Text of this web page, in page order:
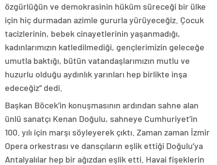
özgürlüğün ve demokrasinin hüküm süreceği bir ülke
için hiç durmadan azimle gururla yürüyeceğiz. Çocuk
tacizlerinin, bebek cinayetlerinin yaşanmadığı,
kadınlarımızın katledilmediği, gençlerimizin geleceğe
umutla baktığı, bütün vatandaşlarımızın mutlu ve
huzurlu olduğu aydınlık yarınları hep birlikte inşa
edeceğiz” dedi.
Başkan Böcek’in konuşmasının ardından sahne alan
ünlü sanatçı Kenan Doğulu, sahneye Cumhuriyet’in
100. yılı için marşı söyleyerek çıktı. Zaman zaman İzmir
Opera orkestrası ve dansçıların eşlik ettiği Doğulu’ya
Antalyalılar hep bir ağızdan eşlik etti. Havai fişeklerin